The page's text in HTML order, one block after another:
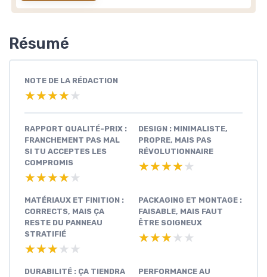
Résumé
NOTE DE LA RÉDACTION
★★★★★
★★★★★
RAPPORT QUALITÉ-PRIX :
FRANCHEMENT PAS MAL
SI TU ACCEPTES LES
COMPROMIS
★★★★★
★★★★★
DESIGN : MINIMALISTE,
PROPRE, MAIS PAS
RÉVOLUTIONNAIRE
★★★★★
★★★★★
MATÉRIAUX ET FINITION :
CORRECTS, MAIS ÇA
RESTE DU PANNEAU
STRATIFIÉ
★★★★★
★★★★★
PACKAGING ET MONTAGE :
FAISABLE, MAIS FAUT
ÊTRE SOIGNEUX
★★★★★
★★★★★
DURABILITÉ : ÇA TIENDRA
PERFORMANCE AU